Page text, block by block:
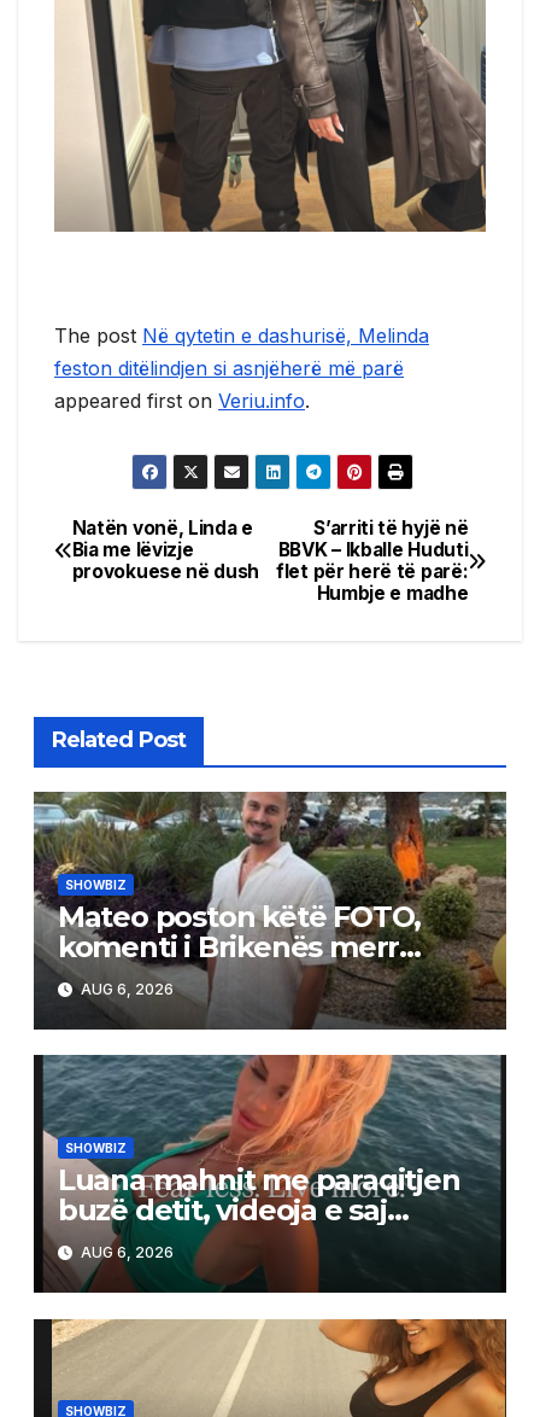
The post Në qytetin e dashurisë, Melinda
feston ditëlindjen si asnjëherë më parë
appeared first on Veriu.info.
Post
navigation
S’arriti të hyjë në
BBVK – Ikballe Huduti
flet për herë të parë:
Humbje e madhe
Natën vonë, Linda e
Bia me lëvizje
provokuese në dush
Related Post
SHOWBIZ
Mateo poston këtë FOTO,
komenti i Brikenës merr
gjithë vëmendjen
AUG 6, 2026
SHOWBIZ
Luana mahnit me paraqitjen
buzë detit, videoja e saj
tërheq vëmendjen në rrjet
AUG 6, 2026
SHOWBIZ